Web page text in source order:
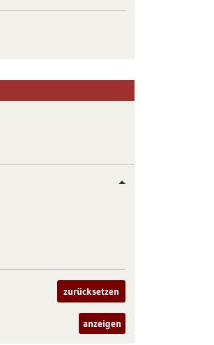
zurücksetzen
anzeigen